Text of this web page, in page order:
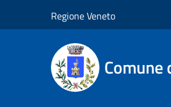
Regione Veneto
Comune